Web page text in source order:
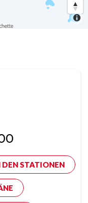
DEN STATIONEN